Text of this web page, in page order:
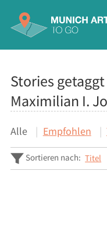
Stories
Maximilian I.
Alle Empfohlen
Sortieren nach: Titel